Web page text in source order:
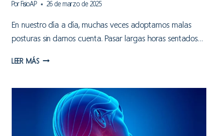
Por FisioAP 26 de marzo de 2025
En nuestro día a día, muchas veces adoptamos malas
posturas sin darnos cuenta. Pasar largas horas sentados…
LEER MÁSLAS
TRABAJO